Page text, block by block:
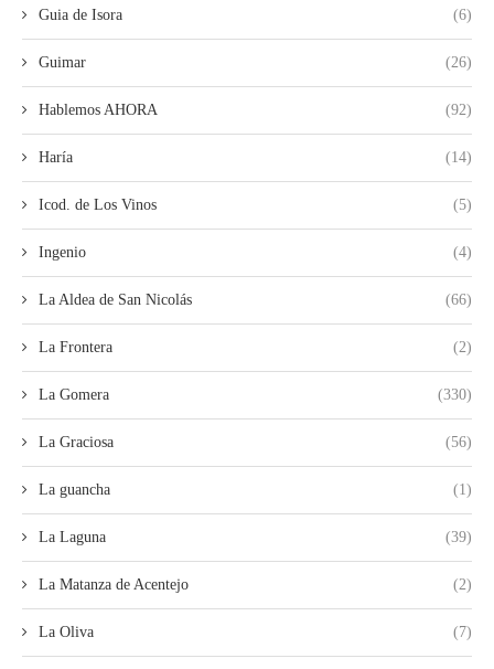
Guia de Isora (6)
Guimar (26)
Hablemos AHORA (92)
Haría (14)
Icod. de Los Vinos (5)
Ingenio (4)
La Aldea de San Nicolás (66)
La Frontera (2)
La Gomera (330)
La Graciosa (56)
La guancha (1)
La Laguna (39)
La Matanza de Acentejo (2)
La Oliva (7)